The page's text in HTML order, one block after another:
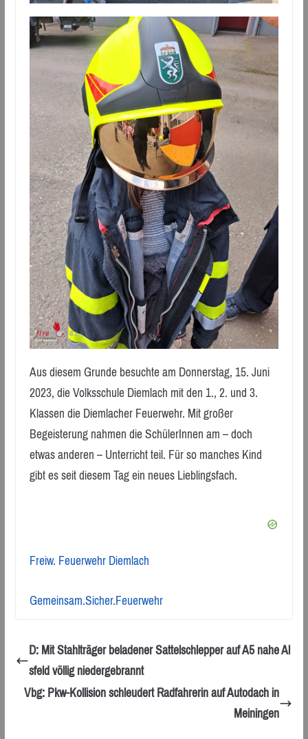
Aus diesem Grunde besuchte am Donnerstag, 15. Juni
2023, die Volksschule Diemlach mit den 1., 2. und 3.
Klassen die Diemlacher Feuerwehr. Mit großer
Begeisterung nahmen die SchülerInnen am – doch
etwas anderen – Unterricht teil. Für so manches Kind
gibt es seit diesem Tag ein neues Lieblingsfach.
Freiw. Feuerwehr Diemlach
Gemeinsam.Sicher.Feuerwehr
D: Mit Stahlträger beladener Sattelschlepper auf A5 nahe Al
sfeld völlig niedergebrannt
Vbg: Pkw-Kollision schleudert Radfahrerin auf Autodach in
Meiningen